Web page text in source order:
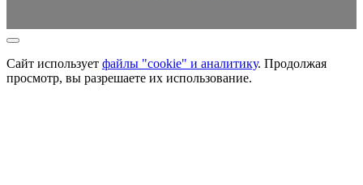
Сайт использует файлы "cookie" и аналитику. Продолжая
просмотр, вы разрешаете их использование.